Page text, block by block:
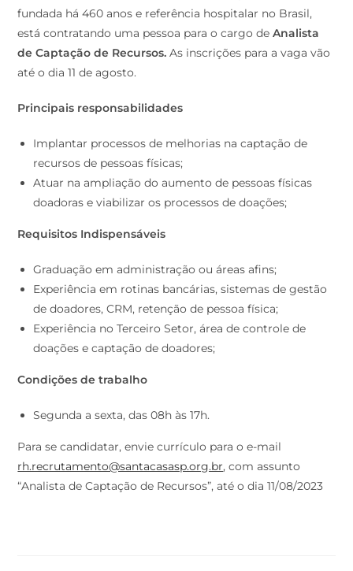
fundada há 460 anos e referência hospitalar no Brasil,
está contratando uma pessoa para o cargo deAnalista
de Captação de Recursos.As inscrições para a vaga vão
até o dia 11 de agosto.
Principais responsabilidades
Implantar processos de melhorias na captação de
recursos de pessoas físicas;
Atuar na ampliação do aumento de pessoas físicas
doadoras e viabilizar os processos de doações;
Requisitos Indispensáveis
Graduação em administração ou áreas afins;
Experiência em rotinas bancárias, sistemas de gestão
de doadores, CRM, retenção de pessoa física;
Experiência no Terceiro Setor, área de controle de
doações e captação de doadores;
Condições de trabalho
Segunda a sexta, das 08h às 17h.
Para se candidatar, envie currículo para o e-mail
rh.recrutamento@santacasasp.org.br, com assunto
“Analista de Captação de Recursos”, até o dia 11/08/2023